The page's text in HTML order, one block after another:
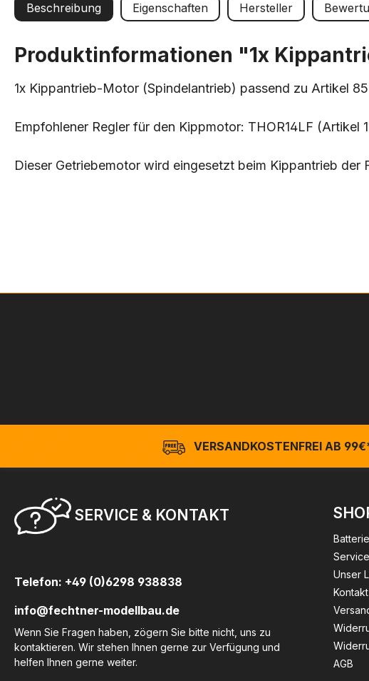
Beschreibung Eigenschaften Hersteller
Produktinformationen "1x
1x Kippantrieb-Motor (Spindelantrieb) passend zu Artikel
Empfohlener Regler für den Kippmotor: THOR14LF (Artikel
Dieser Getriebemotor wird eingesetzt beim Kippantrieb
VERSANDKOSTENFREI AB
SERVICE & KONTAKT
Telefon: +49 (0)6298 938838
info@fechtner-modellbau.de
Wenn Sie Fragen haben, zögern Sie bitte nicht, uns zu
kontaktieren. Wir stehen Ihnen gerne zur Verfügung und
helfen Ihnen gerne weiter.
Service
Unser
Kontakt
AGB